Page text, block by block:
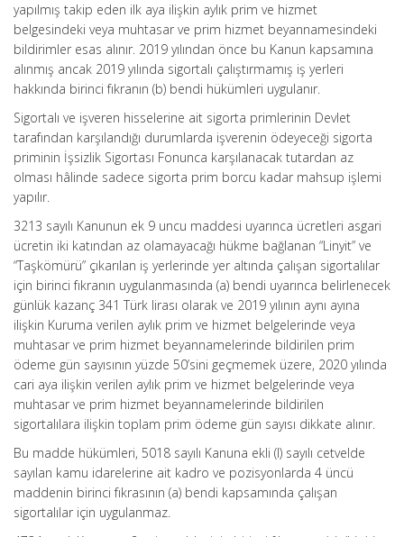
yapılmış takip eden ilk aya ilişkin aylık prim ve hizmet
belgesindeki veya muhtasar ve prim hizmet beyannamesindeki
bildirimler esas alınır. 2019 yılından önce bu Kanun kapsamına
alınmış ancak 2019 yılında sigortalı çalıştırmamış iş yerleri
hakkında birinci fıkranın (b) bendi hükümleri uygulanır.
Sigortalı ve işveren hisselerine ait sigorta primlerinin Devlet
tarafından karşılandığı durumlarda işverenin ödeyeceği sigorta
priminin İşsizlik Sigortası Fonunca karşılanacak tutardan az
olması hâlinde sadece sigorta prim borcu kadar mahsup işlemi
yapılır.
3213 sayılı Kanunun ek 9 uncu maddesi uyarınca ücretleri asgari
ücretin iki katından az olamayacağı hükme bağlanan “Linyit” ve
“Taşkömürü” çıkarılan iş yerlerinde yer altında çalışan sigortalılar
için birinci fıkranın uygulanmasında (a) bendi uyarınca belirlenecek
günlük kazanç 341 Türk lirası olarak ve 2019 yılının aynı ayına
ilişkin Kuruma verilen aylık prim ve hizmet belgelerinde veya
muhtasar ve prim hizmet beyannamelerinde bildirilen prim
ödeme gün sayısının yüzde 50’sini geçmemek üzere, 2020 yılında
cari aya ilişkin verilen aylık prim ve hizmet belgelerinde veya
muhtasar ve prim hizmet beyannamelerinde bildirilen
sigortalılara ilişkin toplam prim ödeme gün sayısı dikkate alınır.
Bu madde hükümleri, 5018 sayılı Kanuna ekli (I) sayılı cetvelde
sayılan kamu idarelerine ait kadro ve pozisyonlarda 4 üncü
maddenin birinci fıkrasının (a) bendi kapsamında çalışan
sigortalılar için uygulanmaz.